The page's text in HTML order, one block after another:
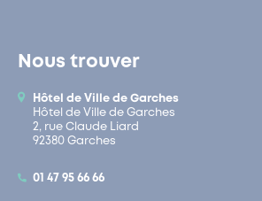
Nous trouver
Hôtel de Ville de Garches
Hôtel de Ville de Garches
2, rue Claude Liard
92380 Garches
01 47 95 66 66